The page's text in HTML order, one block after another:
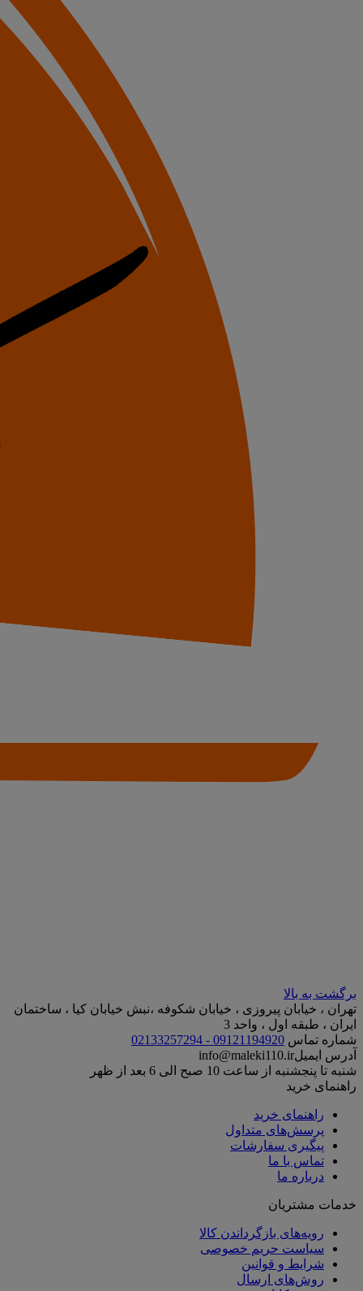
برگشت به بالا
تهران ، خیابان پیروزی ، خیابان شکوفه ،نبش خیابان کیا ، ساختمان
ایران ، طبقه اول ، واحد 3
شماره تماس 09121194920 - 02133257294
آدرس ایمیلinfo@maleki110.ir
شنبه تا پنجشنبه از ساعت 10 صبح الی 6 بعد از ظهر
راهنمای خرید
راهنمای خرید
پرسش‌های متداول
پیگیری سفارشات
تماس با ما
درباره ما
خدمات مشتریان
رویه‌های بازگرداندن کالا
سیاست حریم خصوصی
شرایط و قوانین
روش‌های ارسال